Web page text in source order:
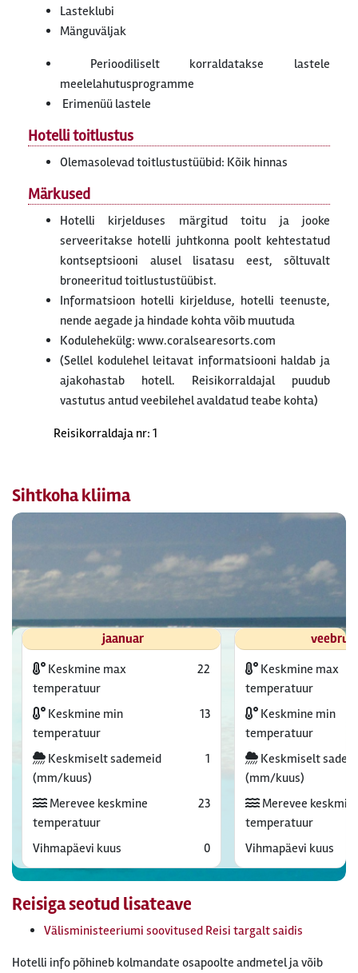
Lasteklubi
Mänguväljak
Perioodiliselt korraldatakse lastele
meelelahutusprogramme
Erimenüü lastele
Hotelli toitlustus
Olemasolevad toitlustustüübid: Kõik hinnas
Märkused
Hotelli kirjelduses märgitud toitu ja jooke
serveeritakse hotelli juhtkonna poolt kehtestatud
kontseptsiooni alusel lisatasu eest, sõltuvalt
broneeritud toitlustustüübist.
Informatsioon hotelli kirjelduse, hotelli teenuste,
nende aegade ja hindade kohta võib muutuda
Kodulehekülg: www.coralsearesorts.com
(Sellel kodulehel leitavat informatsiooni haldab ja
ajakohastab hotell. Reisikorraldajal puudub
vastutus antud veebilehel avaldatud teabe kohta)
Reisikorraldaja nr: 1
Sihtkoha kliima
jaanuar
Keskmine max
temperatuur
22
Keskmine min
temperatuur
13
Keskmiselt sademeid
(mm/kuus)
1
Merevee keskmine
temperatuur
23
Vihmapäevi kuus 0
Keskmine max
temperatuur
Keskmine min
temperatuur
Keskmiselt
(mm/kuus)
Merevee
temperatuur
Vihmapäevi kuus
Reisiga seotud lisateave
Välisministeeriumi soovitused Reisi targalt saidis
Hotelli info põhineb kolmandate osapoolte andmetel ja võib